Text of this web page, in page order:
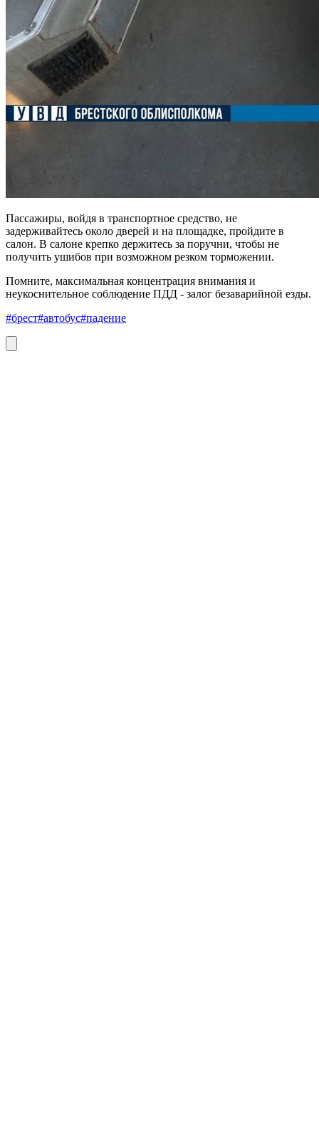
Пассажиры, войдя в транспортное средство, не
задерживайтесь около дверей и на площадке, пройдите в
салон. В салоне крепко держитесь за поручни, чтобы не
получить ушибов при возможном резком торможении.
Помните, максимальная концентрация внимания и
неукоснительное соблюдение ПДД - залог безаварийной езды.
#брест#автобус#падение